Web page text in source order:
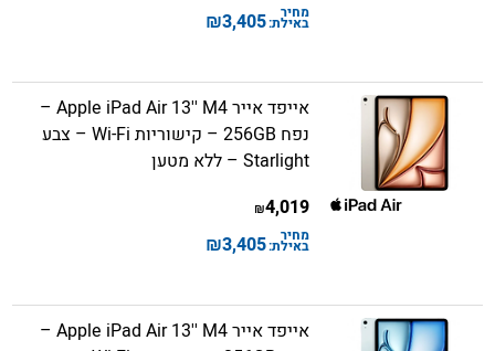
מחיר
באילת:3,405
₪
אייפד אייר Apple iPad Air 13'' M4 –
נפח 256GB – קישוריות Wi-Fi – צבע
Starlight – ללא מטען
4,019
₪
מחיר
באילת:3,405
₪
אייפד אייר Apple iPad Air 13'' M4 –